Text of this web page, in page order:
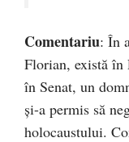
Comentariu: În
Florian, există în
în Senat, un
și-a permis să
holocaustului.